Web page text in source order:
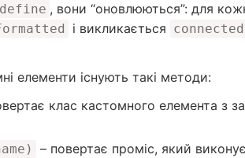
, вони “оновлюються”: для
і викликається
елементи існують такі методи:
клас кастомного елемента з
– повертає проміс, який